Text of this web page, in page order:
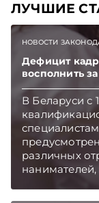
ЛУЧШИЕ
НОВОСТИ
Дефицит
восполнить
В Беларуси с
различных
нанимателей,
новации